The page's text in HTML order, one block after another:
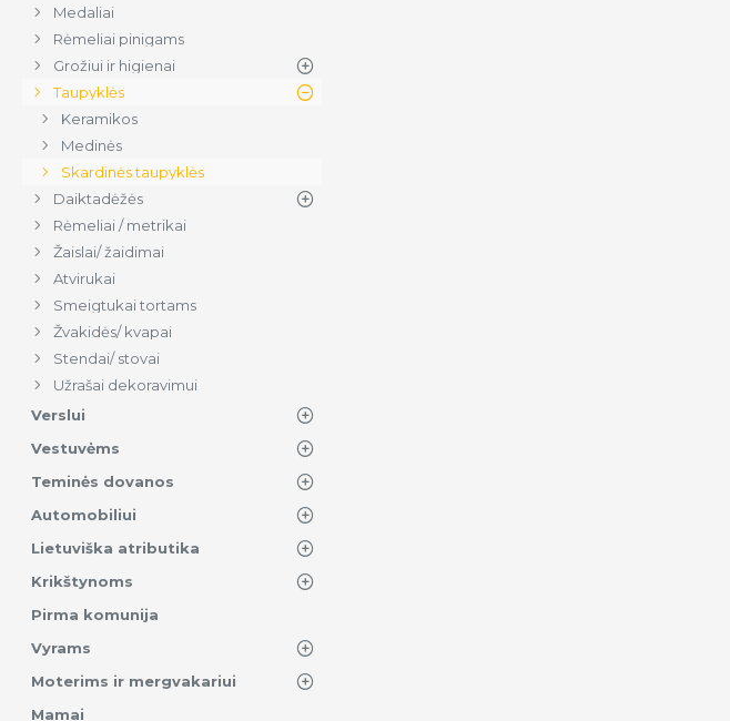
Medaliai
Rėmeliai pinigams
Grožiui ir higienai
Taupyklės
Keramikos
Medinės
Skardinės taupyklės
Daiktadėžės
Rėmeliai / metrikai
Žaislai/ žaidimai
Atvirukai
Smeigtukai tortams
Žvakidės/ kvapai
Stendai/ stovai
Užrašai dekoravimui
Verslui
Vestuvėms
Teminės dovanos
Automobiliui
Lietuviška atributika
Krikštynoms
Pirma komunija
Vyrams
Moterims ir mergvakariui
Mamai